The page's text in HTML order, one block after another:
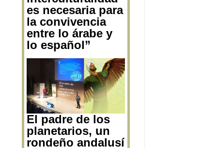
“La
interculturalidad
es necesaria para
la convivencia
entre lo árabe y
lo español”